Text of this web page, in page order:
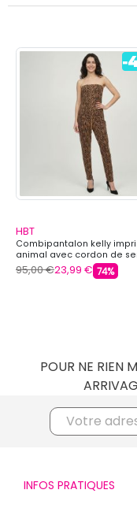
HBT
Combipantalon kelly
animal avec cordon de
Femme HBT
95,00 €23,99 € 74%
POUR NE RIEN
INFOS PRATIQUES